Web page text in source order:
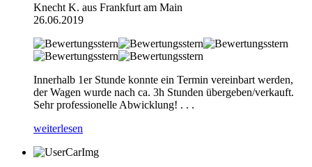
Knecht K. aus Frankfurt am Main
26.06.2019
Innerhalb 1er Stunde konnte ein Termin vereinbart werden,
der Wagen wurde nach ca. 3h Stunden übergeben/verkauft.
Sehr professionelle Abwicklung! . . .
weiterlesen